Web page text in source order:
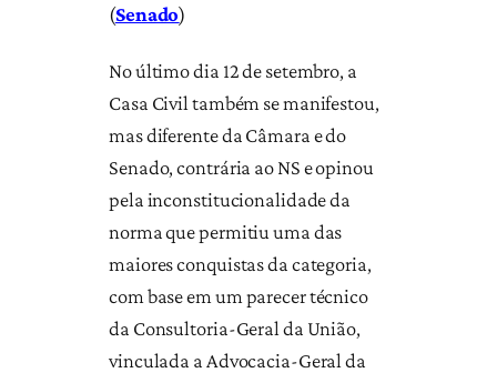
(Senado)
No último dia 12 de setembro, a
Casa Civil também se manifestou,
mas diferente da Câmara e do
Senado, contrária ao NS e opinou
pela inconstitucionalidade da
norma que permitiu uma das
maiores conquistas da categoria,
com base em um parecer técnico
da Consultoria-Geral da União,
vinculada a Advocacia-Geral da